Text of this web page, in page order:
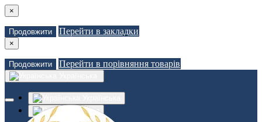
×
Продовжити Перейти в закладки
×
Продовжити Перейти в порівняння товарів
Russian